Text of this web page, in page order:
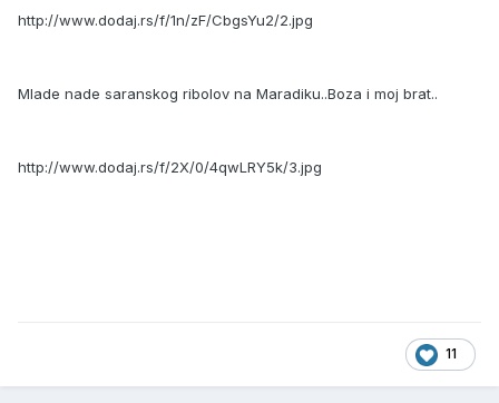
http://www.dodaj.rs/f/1n/zF/CbgsYu2/2.jpg
Mlade nade saranskog ribolov na Maradiku..Boza i moj brat..
http://www.dodaj.rs/f/2X/0/4qwLRY5k/3.jpg
11